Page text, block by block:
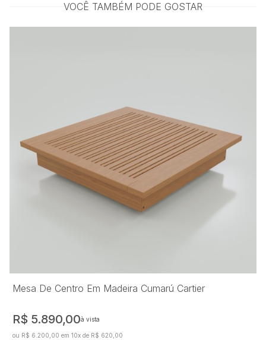
VOCÊ TAMBÉM PODE GOSTAR
Mesa De Centro Em Madeira Cumarú Cartier
R$ 5.890,00à vista
ou R$ 6.200,00 em 10x de R$ 620,00